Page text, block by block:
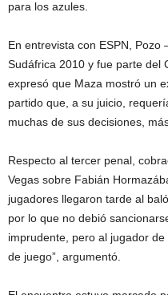
para los azules.
En entrevista con ESPN,
Sudáfrica 2010 y fue parte del
expresó que Maza mostró un
partido que, a su juicio,
muchas de sus decisiones,
Respecto al tercer penal,
Vegas sobre Fabián
jugadores llegaron tarde al
por lo que no debió
imprudente, pero al jugador
de juego”, argumentó.